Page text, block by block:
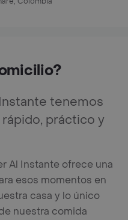
tenemos
práctico y
Al Instante ofrece una
esos momentos en
casa y lo único
nuestra comida